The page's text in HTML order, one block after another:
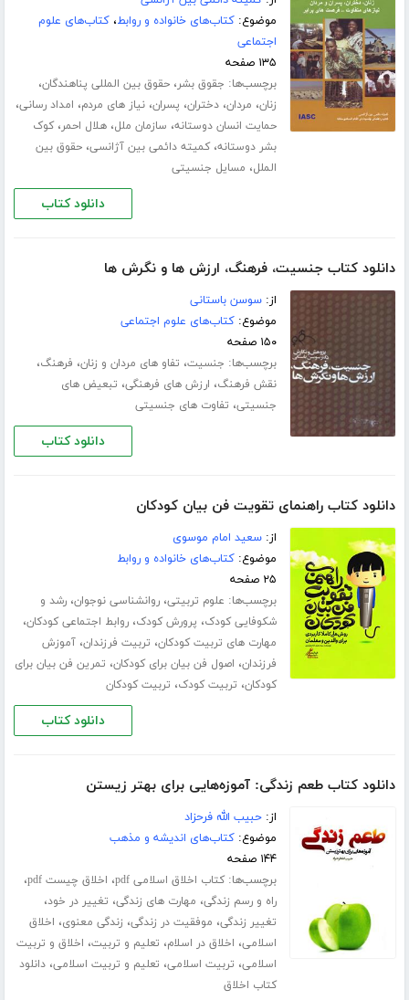
موضوع:کتاب‌های خانواده و روابط،کتاب‌های علوم
اجتماعی
۱۳۵ صفحه
برچسب‌ها: جقوق بشر،حقوق بین المللی پناهندگان،
زنان، مردان،دختران، پسران،نیاز های مردم، امداد رسانی،
حمایت انسان دوستانه، سازمان ملل،هلال احمر،کوک
بشر دوستانه،کمیته دائمی بین آژانسی،حقوق بین
الملل، مسایل جنسیتی
دانلود کتاب
دانلود کتاب جنسیت، فرهنگ، ارزش ها و نگرش ها
از:سوسن باستانی
موضوع:کتاب‌های علوم اجتماعی
۱۵۰ صفحه
برچسب‌ها: جنسیت، تفاو ‏‌های مردان و زنان، فرهنگ،
نقش فرهنگ، ارزش های فرهنگی، تبعیض های
جنسیتی، تفاوت‏ های جنسیتی
دانلود کتاب
دانلود کتاب راهنمای تقویت فن بیان کودکان
از:سعید امام موسوی
موضوع:کتاب‌های خانواده و روابط
۲۵ صفحه
برچسب‌ها: علوم تربیتی،روانشناسی نوجوان،رشد و
شکوفایی کودک، پرورش کودک،روابط اجتماعی کودکان،
مهارت های تربیت کودکان، تربیت فرزندان،آموزش
فرزندان، اصول فن بیان برای کودکان، تمرین فن بیان برای
کودکان، تربیت کودک، تربیت کودکان
دانلود کتاب
دانلود کتاب طعم زندگی: آموزه‌هایی برای بهتر زیستن
از:حبیب الله فرحزاد
موضوع:کتاب‌های اندیشه و مذهب
۱۴۴ صفحه
برچسب‌ها:کتاب اخلاق اسلامی pdf ، اخلاق چیست pdf ،
راه و رسم زندگی، مهارت های زندگی، تغییر در خود،
تغییر زندگی، موفقیت در زندگی، زندگی معنوی، اخلاق
اسلامی، اخلاق در اسلام، تعلیم و تربیت، اخلاق و تربیت
اسلامی، تربیت اسلامی، تعلیم و تربیت اسلامی،دانلود
کتاب اخلاق